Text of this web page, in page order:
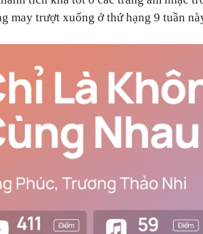
may trượt xuống ở thứ hạng 9 tuần này.